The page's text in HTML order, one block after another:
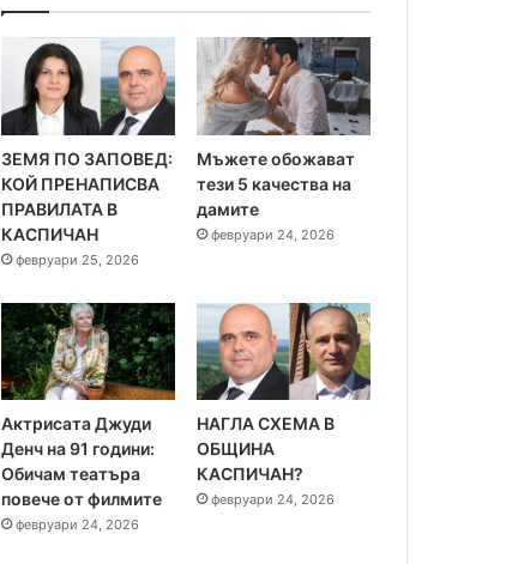
ЗЕМЯ ПО ЗАПОВЕД:
КОЙ ПРЕНАПИСВА
ПРАВИЛАТА В
КАСПИЧАН
февруари 25, 2026
Мъжете обожават
тези 5 качества на
дамите
февруари 24, 2026
Актрисата Джуди
Денч на 91 години:
Обичам театъра
повече от филмите
февруари 24, 2026
НАГЛА СХЕМА В
ОБЩИНА
КАСПИЧАН?
февруари 24, 2026